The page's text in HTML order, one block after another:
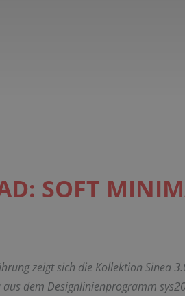
SOFT
zeigt sich die Kollektion Sinea
dem Designlinienprogramm